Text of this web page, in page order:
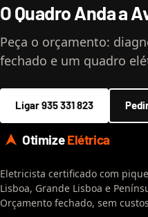
O Quadro Anda a
Peça o orçamento:
fechado e um quadro
Ligar 935 331 823
OtimizeElétrica
Eletricista certificado com
Lisboa, Grande Lisboa e
Orçamento fechado, sem